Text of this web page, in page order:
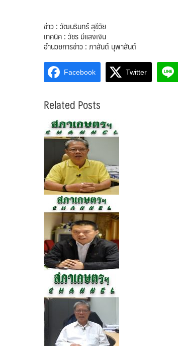
ข่าว : วัฒนรินทร์ สุขีวัย
เทคนิค : วัชร มีแสงเงิน
อำนวยการข่าว : ภาสันต์ นุพาสันต์
Facebook Twitter
Related Posts